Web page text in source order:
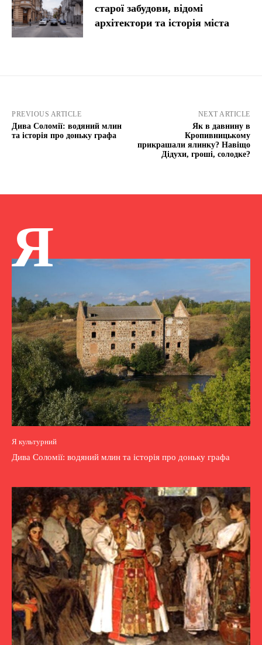
старої забудови, відомі
архітектори та історія міста
PREVIOUS ARTICLE
Дива Соломії: водяний млин
та історія про доньку графа
NEXT ARTICLE
Як в давнину в
Кропивницькому
прикрашали ялинку? Навіщо
Дідухи, гроші, солодке?
Я
Я культурний
Дива Соломії: водяний млин та історія про доньку графа